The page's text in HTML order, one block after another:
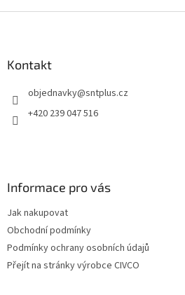
l
Kontakt
objednavky@sntplus.cz
+420 239 047 516
Informace pro vás
Jak nakupovat
Obchodní podmínky
Podmínky ochrany osobních údajů
Přejít na stránky výrobce CIVCO